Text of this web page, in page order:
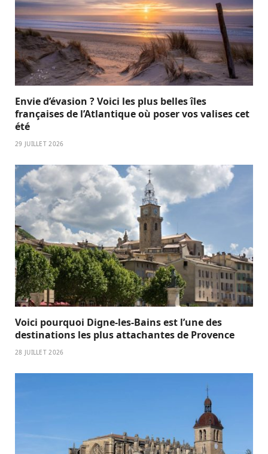
Envie d’évasion ? Voici les plus belles îles
françaises de l’Atlantique où poser vos valises cet
été
29 JUILLET 2026
Voici pourquoi Digne-les-Bains est l’une des
destinations les plus attachantes de Provence
28 JUILLET 2026